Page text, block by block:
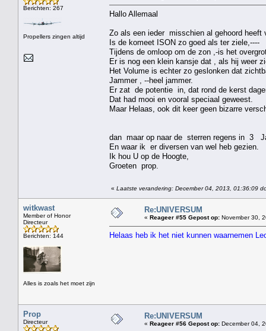
Berichten: 267
Propellers zingen altijd
Hallo Allemaal
Zo als een ieder misschien al gehoord heeft
Is de komeet ISON zo goed als ter ziele,----
Tijdens de omloop om de zon ,-is het
Er is nog een klein kansje dat , als hij weer
Het Volume is echter zo geslonken dat
Jammer , --heel jammer.
Er zat de potentie in, dat rond de kerst
Dat had mooi en vooral speciaal geweest.
Maar Helaas, ook dit keer geen bizarre
dan maar op naar de sterren regens in 3
En waar ik er diversen van wel heb gezien.
Ik hou U op de Hoogte,
Groeten prop.
« Laatste verandering: December 04, 2013, 01:36:09
witkwast
Member of Honor
Directeur
Berichten: 144
Alles is zoals het moet zijn
Re:UNIVERSUM
« Reageer #55 Gepost op: November 30,
Helaas heb ik het niet kunnen waarnemen
Prop
Directeur
Re:UNIVERSUM
« Reageer #56 Gepost op: December 04,